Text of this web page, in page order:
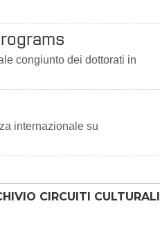
congiunto dei dottorati in
internazionale su
CIRCUITI CULTURALI